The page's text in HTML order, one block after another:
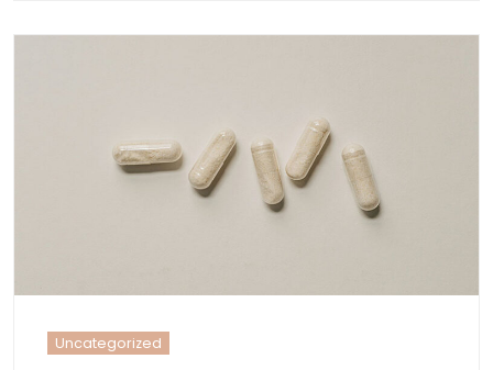
Uncategorized